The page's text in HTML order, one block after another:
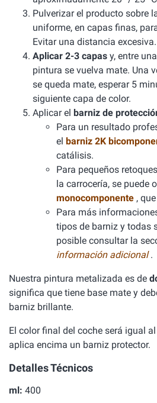
Pulverizar el producto sobre
uniforme, en capas finas,
Evitar una distancia excesiva.
Aplicar 2-3 capas y, entre
pintura se vuelva mate. Una
se queda mate, esperar 5
siguiente capa de color.
Aplicar el barniz de
Para un resultado
el barniz 2K
catálisis.
Para pequeños
la carrocería, se puede
monocomponente ,
Para más
tipos de barniz y todas
posible consultar la
información adicional.
Nuestra pintura metalizada es de
significa que tiene base mate y
barniz brillante.
El color final del coche será igual
aplica encima un barniz protector.
Detalles Técnicos
ml: 400